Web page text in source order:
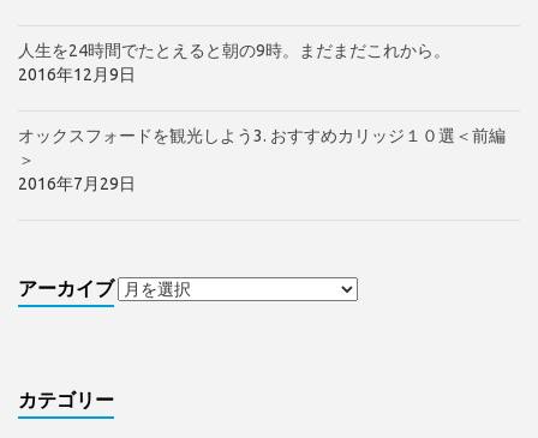
人生を24時間でたとえると朝の9時。まだまだこれから。
2016年12月9日
オックスフォードを観光しよう3. おすすめカリッジ１０選＜前編
＞
2016年7月29日
アーカイブ
カテゴリー